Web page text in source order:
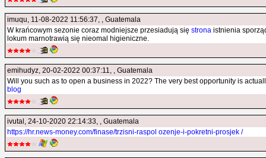
imuqu, 11-08-2022 11:56:37, , Guatemala
W krańcowym sezonie coraz modniejsze przesiadują się strona istnienia
lokum marnotrawią się nieomal higieniczne.
emihudyz, 20-02-2022 00:37:11, , Guatemala
Will you such as to open a business in 2022? The very best opportunity is
blog
ivutal , 24-10-2020 22:14:33, , Guatemala
https://hr.news-money.com/finase/trzisni-raspol ozenje-i-pokretni-prosjek /